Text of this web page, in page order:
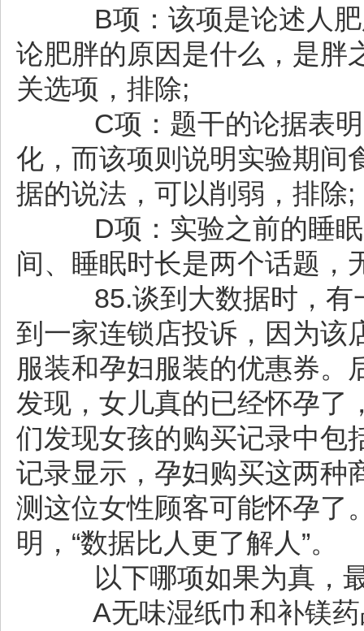
B项：该项是论述人肥
论肥胖的原因是什么，是胖
关选项，排除;
C项：题干的论据表明
化，而该项则说明实验期间
据的说法，可以削弱，排除;
D项：实验之前的睡眠
间、睡眠时长是两个话题，
85.谈到大数据时，有
到一家连锁店投诉，因为该
服装和孕妇服装的优惠券。
发现，女儿真的已经怀孕了
们发现女孩的购买记录中包
记录显示，孕妇购买这两种
测这位女性顾客可能怀孕了
明，“数据比人更了解人”。
以下哪项如果为真，最
A无味湿纸巾和补镁药